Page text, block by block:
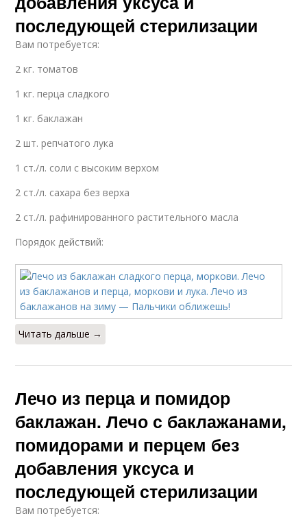
последующей стерилизации
Вам потребуется:
2 кг. томатов
1 кг. перца сладкого
1 кг. баклажан
2 шт. репчатого лука
1 ст./л. соли с высоким верхом
2 ст./л. сахара без верха
2 ст./л. рафинированного растительного масла
Порядок действий:
Читать дальше →
Лечо из перца и помидор
баклажан. Лечо с баклажанами,
помидорами и перцем без
добавления уксуса и
последующей стерилизации
Вам потребуется: